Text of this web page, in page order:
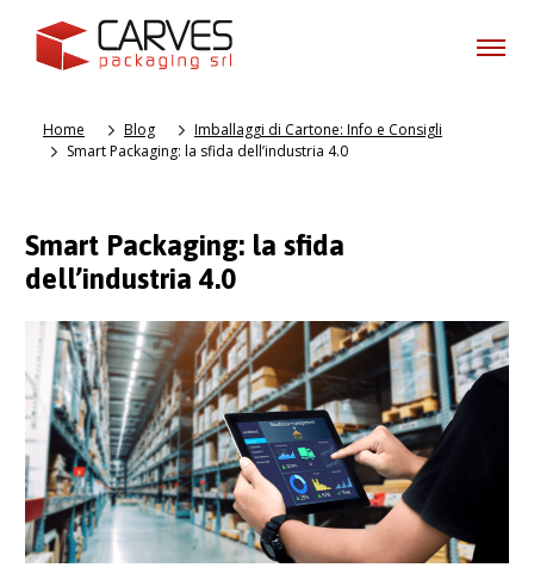
Home Blog
Imballaggi di Cartone: Info e Consigli
Smart Packaging: la sfida dell’industria 4.0
Smart Packaging: la sfida
dell’industria 4.0